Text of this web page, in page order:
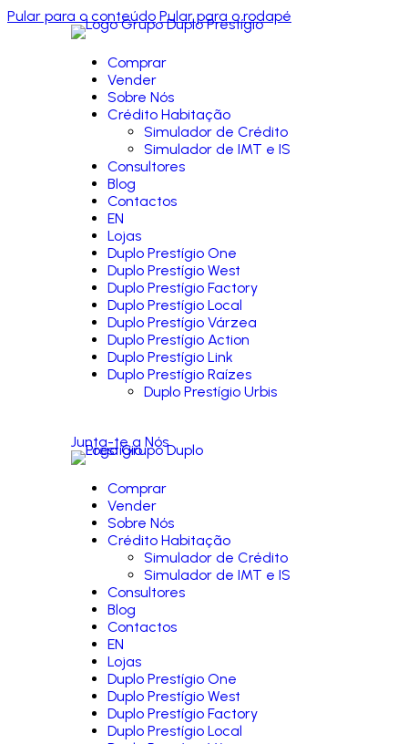
Pular para o conteúdo Pular para o rodapé
Comprar
Vender
Sobre Nós
Crédito Habitação
Simulador de Crédito
Simulador de IMT e IS
Consultores
Blog
Contactos
EN
Lojas
Duplo Prestígio One
Duplo Prestígio West
Duplo Prestígio Factory
Duplo Prestígio Local
Duplo Prestígio Várzea
Duplo Prestígio Action
Duplo Prestígio Link
Duplo Prestígio Raízes
Duplo Prestígio Urbis
Junta-te a Nós
Comprar
Vender
Sobre Nós
Crédito Habitação
Simulador de Crédito
Simulador de IMT e IS
Consultores
Blog
Contactos
EN
Lojas
Duplo Prestígio One
Duplo Prestígio West
Duplo Prestígio Factory
Duplo Prestígio Local